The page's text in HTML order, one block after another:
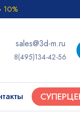
10%
sales@3d-m.ru
8(495)134-42-56